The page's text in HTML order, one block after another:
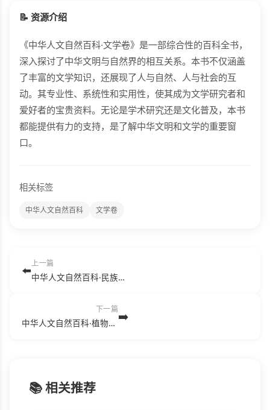
📝 资源介绍
《中华人文自然百科·文学卷》是一部综合性的百科全书，
深入探讨了中华文明与自然界的相互关系。本书不仅涵盖
了丰富的文学知识，还展现了人与自然、人与社会的互
动。其专业性、系统性和实用性，使其成为文学研究者和
爱好者的宝贵资料。无论是学术研究还是文化普及，本书
都能提供有力的支持，是了解中华文明和文学的重要窗
口。
相关标签
中华人文自然百科 文学卷
⬅️
上一篇
中华人文自然百科·民族卷.pdf
下一篇
中华人文自然百科·植物卷.pdf ➡️
📚 相关推荐